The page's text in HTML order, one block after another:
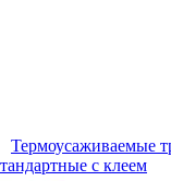
Термоусаживаемые
с клеем